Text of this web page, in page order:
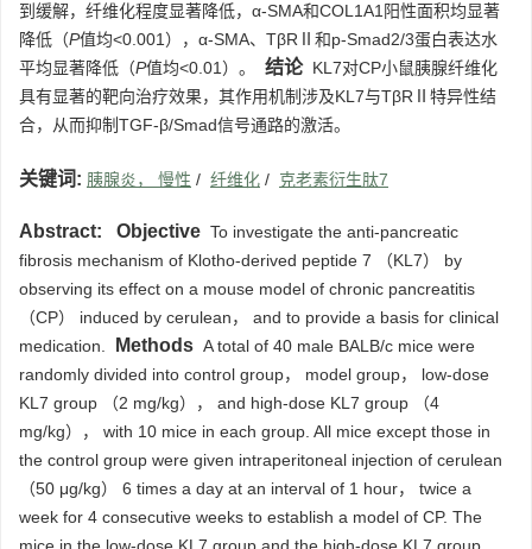
到缓解，纤维化程度显著降低，α-SMA和COL1A1阳性面积均显著
降低（P值均<0.001），α-SMA、TβRⅡ和p-Smad2/3蛋白表达水
平均显著降低（P值均<0.01）。 结论KL7对CP小鼠胰腺纤维化
具有显著的靶向治疗效果，其作用机制涉及KL7与TβRⅡ特异性结
合，从而抑制TGF-β/Smad信号通路的激活。
关键词: 胰腺炎， 慢性 / 纤维化 / 克老素衍生肽7
Abstract: Objective To investigate the anti‑pancreatic
fibrosis mechanism of Klotho‑derived peptide 7 （KL7） by
observing its effect on a mouse model of chronic pancreatitis
（CP） induced by cerulean， and to provide a basis for clinical
medication.
Methods A total of 40 male BALB/c mice were
randomly divided into control group， model group， low-dose
KL7 group （2 mg/kg）， and high-dose KL7 group （4
mg/kg）， with 10 mice in each group. All mice except those in
the control group were given intraperitoneal injection of cerulean
（50 μg/kg） 6 times a day at an interval of 1 hour， twice a
week for 4 consecutive weeks to establish a model of CP. The